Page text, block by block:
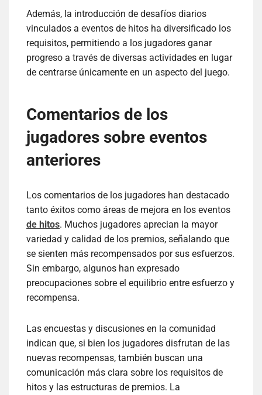
Además, la introducción de desafíos diarios
vinculados a eventos de hitos ha diversificado los
requisitos, permitiendo a los jugadores ganar
progreso a través de diversas actividades en lugar
de centrarse únicamente en un aspecto del juego.
Comentarios de los
jugadores sobre eventos
anteriores
Los comentarios de los jugadores han destacado
tanto éxitos como áreas de mejora en los eventos
de hitos. Muchos jugadores aprecian la mayor
variedad y calidad de los premios, señalando que
se sienten más recompensados por sus esfuerzos.
Sin embargo, algunos han expresado
preocupaciones sobre el equilibrio entre esfuerzo y
recompensa.
Las encuestas y discusiones en la comunidad
indican que, si bien los jugadores disfrutan de las
nuevas recompensas, también buscan una
comunicación más clara sobre los requisitos de
hitos y las estructuras de premios. La